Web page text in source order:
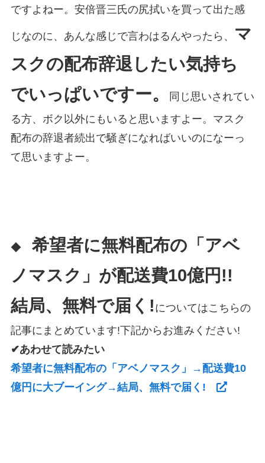
ですよねー。安倍晋三氏の尻拭いを買って出た感
じなのに、あんな感じで言わはるんやったら、
マ
スクの配布辞退したい気持ち
でいっぱいですー。
同じ思いされてい
る方、ボク以外にもいると思いますよー。マスク
配布の辞退者続出で騒ぎになればいいのになーっ
て思いますよー。
◆ 希望者に無料配布の「アベ
ノマスク」が配送費10億円!!
結局、無料で届く! についてはこちらの
記事にまとめています!下記からお進みください!
✔あわせて読みたい
希望者に無料配布の「アベノマスク」→配送費10
億円に大ブーイング→結局、無料で届く!